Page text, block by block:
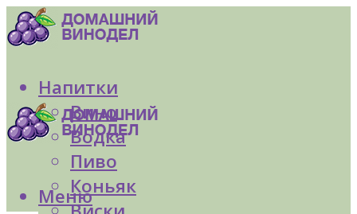
Напитки
Вино
Водка
Пиво
Коньяк
Меню